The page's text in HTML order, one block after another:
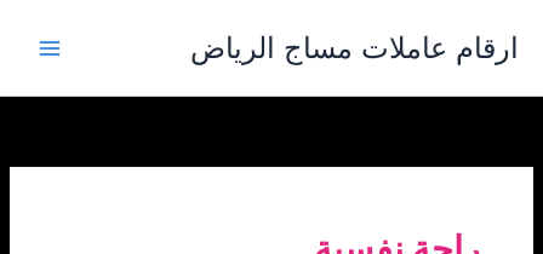
المحتوى
ارقام عاملات مساج الرياض